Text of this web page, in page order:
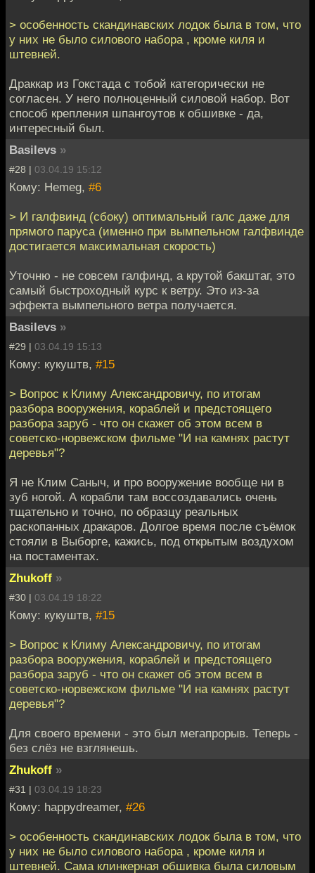
> особенность скандинавских лодок была в том, что
у них не было силового набора , кроме киля и
штевней.
Драккар из Гокстада с тобой категорически не
согласен. У него полноценный силовой набор. Вот
способ крепления шпангоутов к обшивке - да,
интересный был.
Basilevs »
#28 | 03.04.19 15:12
Кому: Hemeg, #6
> И галфвинд (сбоку) оптимальный галс даже для
прямого паруса (именно при вымпельном галфвинде
достигается максимальная скорость)
Уточню - не совсем галфинд, а крутой бакштаг, это
самый быстроходный курс к ветру. Это из-за
эффекта вымпельного ветра получается.
Basilevs »
#29 | 03.04.19 15:13
Кому: кукуштв, #15
> Вопрос к Климу Александровичу, по итогам
разбора вооружения, кораблей и предстоящего
разбора заруб - что он скажет об этом всем в
советско-норвежском фильме "И на камнях растут
деревья"?
Я не Клим Саныч, и про вооружение вообще ни в
зуб ногой. А корабли там воссоздавались очень
тщательно и точно, по образцу реальных
раскопанных дракаров. Долгое время после съёмок
стояли в Выборге, кажись, под открытым воздухом
на постаментах.
Zhukoff »
#30 | 03.04.19 18:22
Кому: кукуштв, #15
> Вопрос к Климу Александровичу, по итогам
разбора вооружения, кораблей и предстоящего
разбора заруб - что он скажет об этом всем в
советско-норвежском фильме "И на камнях растут
деревья"?
Для своего времени - это был мегапрорыв. Теперь -
без слёз не взглянешь.
Zhukoff »
#31 | 03.04.19 18:23
Кому: happydreamer, #26
> особенность скандинавских лодок была в том, что
у них не было силового набора , кроме киля и
штевней. Сама клинкерная обшивка была силовым